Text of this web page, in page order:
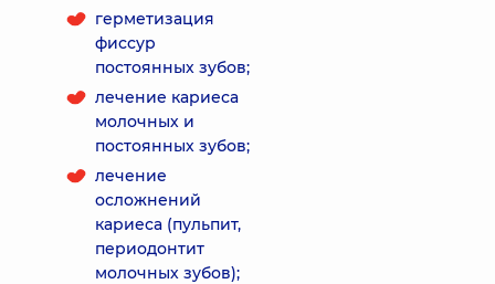
герметизация
фиссур
постоянных зубов;
лечение кариеса
молочных и
постоянных зубов;
лечение
осложнений
кариеса (пульпит,
периодонтит
молочных зубов);